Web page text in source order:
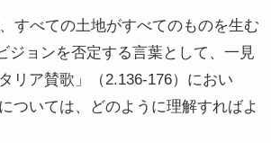
すべての土地がすべてのものを生む
ジョンを否定する言葉として、一見
リア賛歌」（2.136-176）におい
ついては、どのように理解すればよ